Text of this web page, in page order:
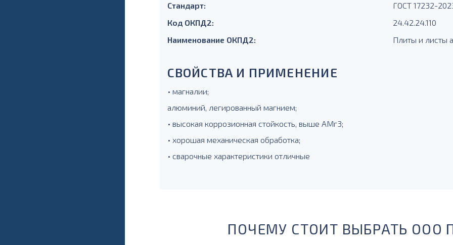
Стандарт:
ГОСТ 17232-
Код ОКПД2:
24.42.24.110
Наименование ОКПД2:
Плиты и листы
СВОЙСТВА И ПРИМЕНЕНИЕ
• магналии;
алюминий, легированный магнием;
• высокая коррозионная стойкость, выше АМг3;
• хорошая механическая обработка;
• сварочные характеристики отличные
ПОЧЕМУ СТОИТ ВЫБРАТЬ ООО